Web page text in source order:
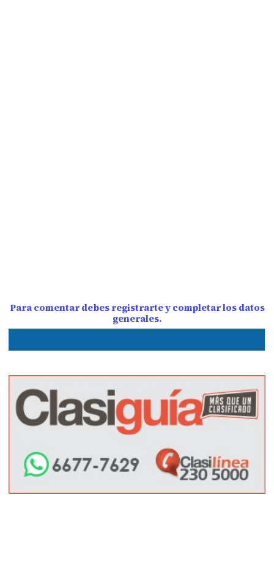
Para comentar debes registrarte y completar los datos
generales.